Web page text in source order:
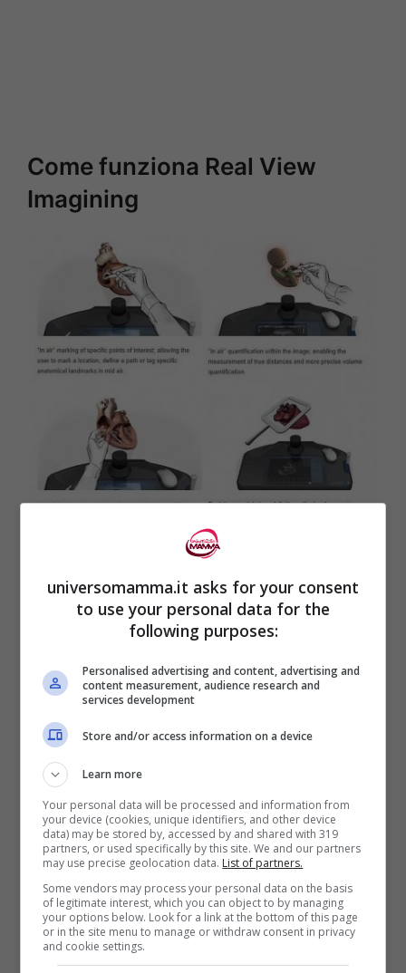
Come funziona Real View
Imagining
sistema capace di ricevete flusso
volumetrico come le ecografie in 3D e
convertirlo in tempo reale in modelli di
interferenza e veri progetti diologrammi
usando appunto questi modelli di
Gli ologrammi proiettati sono adalta
risoluzione e qualità, a colori e possono
essere visti da ogni angolo.
Lericostruzioni degli ologrammi possono
essere toccate dagli utentimentre
universomamma.it asks for your consent
to use your personal data for the
following purposes:
Personalised advertising and content, advertising and
content measurement, audience research and
services development
Store and/or access information on a device
Learn more
Your personal data will be processed and information from
your device (cookies, unique identifiers, and other device
data) may be stored by, accessed by and shared with 319
partners, or used specifically by this site. We and our partners
may use precise geolocation data. List of partners.
Some vendors may process your personal data on the basis
of legitimate interest, which you can object to by managing
your options below. Look for a link at the bottom of this page
or in the site menu to manage or withdraw consent in privacy
and cookie settings.